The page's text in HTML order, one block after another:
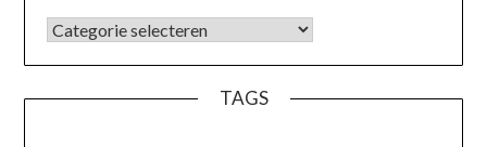
TAGS